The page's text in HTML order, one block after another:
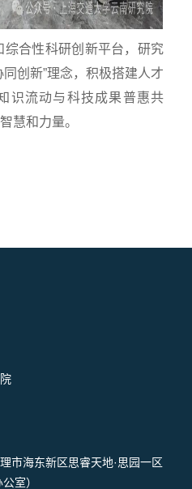
综合性科研创新平台，研究
创新”理念，积极搭建人才
识流动与科技成果普惠共
慧和力量。
市海东新区思睿天地·思园一区
室）